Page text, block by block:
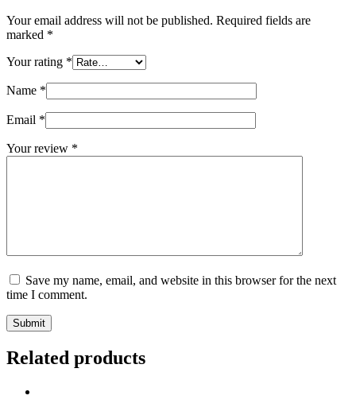
Your email address will not be published. Required fields are
marked *
Your rating *
Name *
Email *
Your review *
Save my name, email, and website in this browser for the next
time I comment.
Submit
Related products